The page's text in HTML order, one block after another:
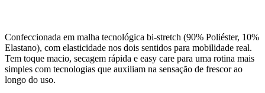
Confeccionada em malha tecnológica bi-stretch (90% Poliéster, 10%
Elastano), com elasticidade nos dois sentidos para mobilidade real.
Tem toque macio, secagem rápida e easy care para uma rotina mais
simples com tecnologias que auxiliam na sensação de frescor ao
longo do uso.